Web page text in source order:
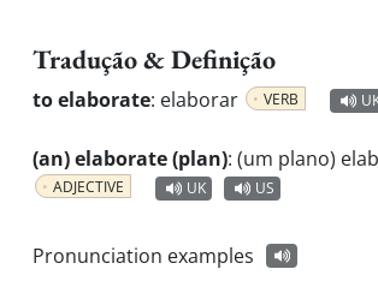
Tradução & Definição
to elaborate: elaborar VERB
(an) elaborate (plan): (um plano)
ADJECTIVE UK US
Pronunciation examples